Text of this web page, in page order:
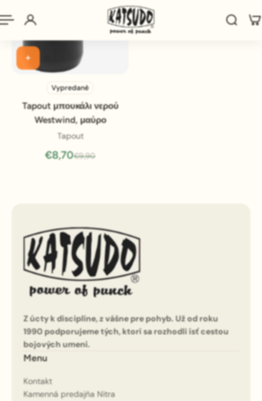
Vypredané
Tapout μπουκάλι νερού
Westwind, μαύρο
Tapout
€8,70€9,90
Z úcty k disciplíne, z vášne pre pohyb. Už od roku
1990 podporujeme tých, ktorí sa rozhodli ísť cestou
bojových umení.
Menu
Kontakt
Kamenná predajňa Nitra